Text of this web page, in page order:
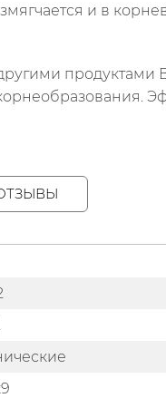
и в
продуктами